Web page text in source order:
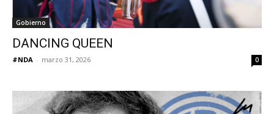
Gobierno
DANCING QUEEN
#NDA - marzo 31, 2026 0